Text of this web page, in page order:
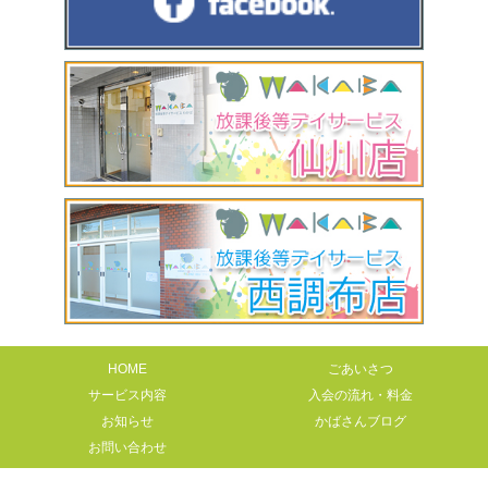
HOME
ごあいさつ
サービス内容
入会の流れ・料金
お知らせ
かばさんブログ
お問い合わせ